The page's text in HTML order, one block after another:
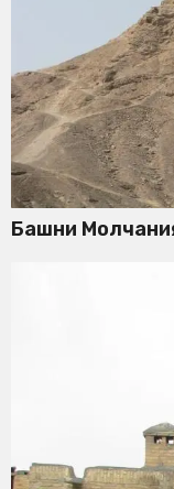
Башни